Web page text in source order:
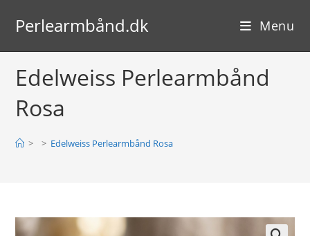
Perlearmbånd.dk Menu
Edelweiss Perlearmbånd
Rosa
> > Edelweiss Perlearmbånd Rosa